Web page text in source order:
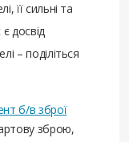
її сильні та
досвід
– поділіться
б/в зброї
зброю,